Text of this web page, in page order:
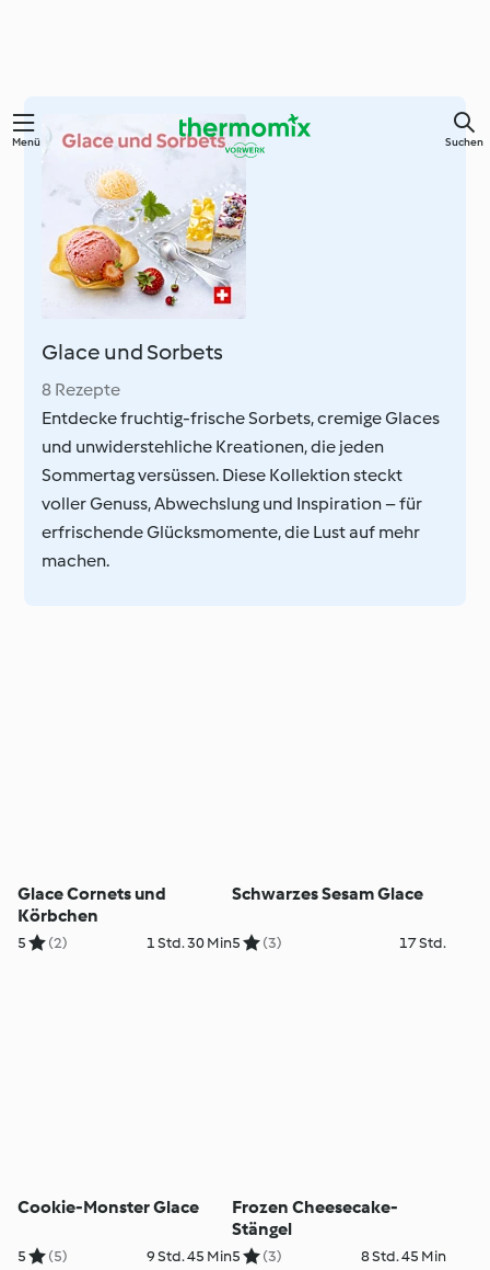
Zum
Hauptinhalt
Menü Suchen
Glace und Sorbets
8 Rezepte
Entdecke fruchtig-frische Sorbets, cremige Glaces
und unwiderstehliche Kreationen, die jeden
Sommertag versüssen. Diese Kollektion steckt
voller Genuss, Abwechslung und Inspiration – für
erfrischende Glücksmomente, die Lust auf mehr
machen.
Glace Cornets und
Körbchen
5 (2) 1 Std. 30 Min
Schwarzes Sesam Glace
5 (3) 17 Std.
Cookie-Monster Glace
5 (5) 9 Std. 45 Min
Frozen Cheesecake-
Stängel
5 (3) 8 Std. 45 Min